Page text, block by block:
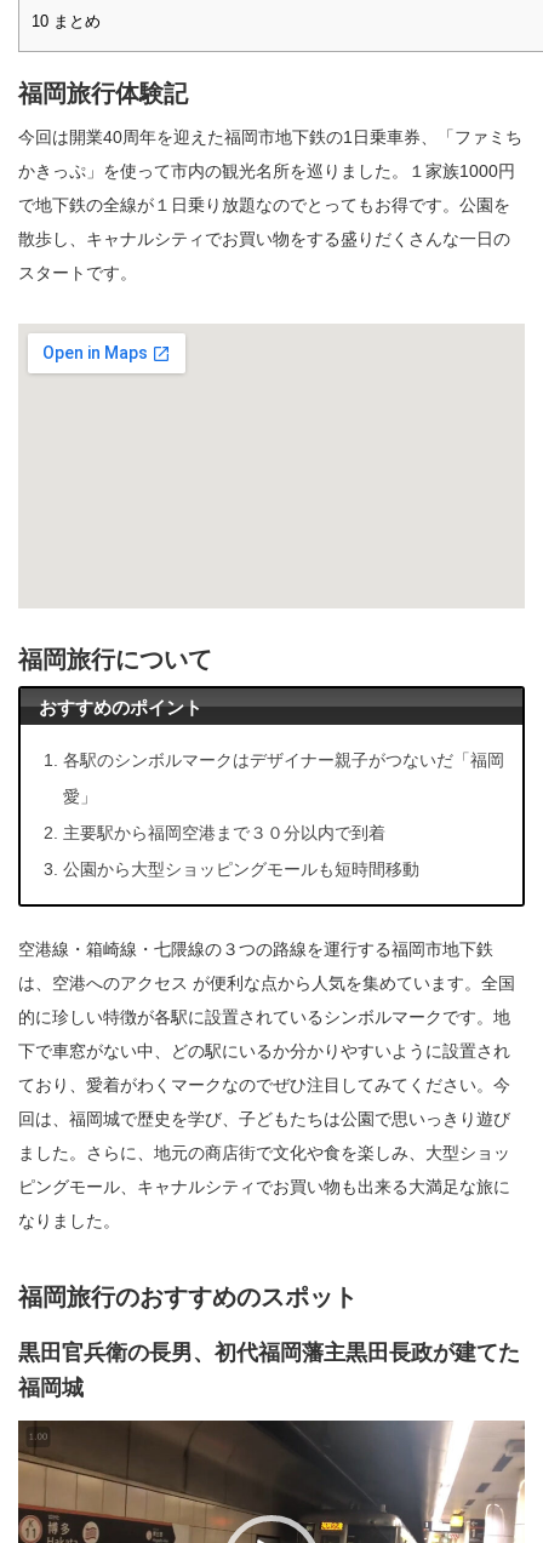
10 まとめ
福岡旅行体験記
今回は開業40周年を迎えた福岡市地下鉄の1日乗車券、「ファミち
かきっぷ」を使って市内の観光名所を巡りました。１家族1000円
で地下鉄の全線が１日乗り放題なのでとってもお得です。公園を
散歩し、キャナルシティでお買い物をする盛りだくさんな一日の
スタートです。
福岡旅行について
おすすめのポイント
各駅のシンボルマークはデザイナー親子がつないだ「福岡
愛」
主要駅から福岡空港まで３０分以内で到着
公園から大型ショッピングモールも短時間移動
空港線・箱崎線・七隈線の３つの路線を運行する福岡市地下鉄
は、空港へのアクセス が便利な点から人気を集めています。全国
的に珍しい特徴が各駅に設置されているシンボルマークです。地
下で車窓がない中、どの駅にいるか分かりやすいように設置され
ており、愛着がわくマークなのでぜひ注目してみてください。今
回は、福岡城で歴史を学び、子どもたちは公園で思いっきり遊び
ました。さらに、地元の商店街で文化や食を楽しみ、大型ショッ
ピングモール、キャナルシティでお買い物も出来る大満足な旅に
なりました。
福岡旅行のおすすめのスポット
黒田官兵衛の長男、初代福岡藩主黒田長政が建てた
福岡城
画
プ
ヤ
ー